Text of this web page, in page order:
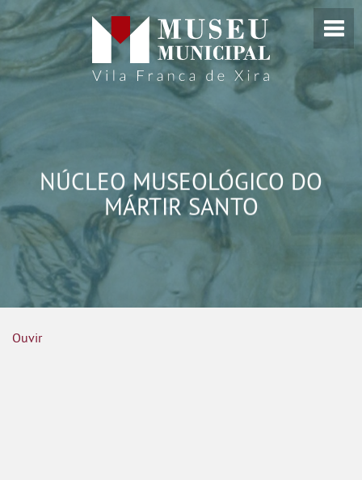
NÚCLEO MUSEOLÓGICO DO
MÁRTIR SANTO
Ouvir